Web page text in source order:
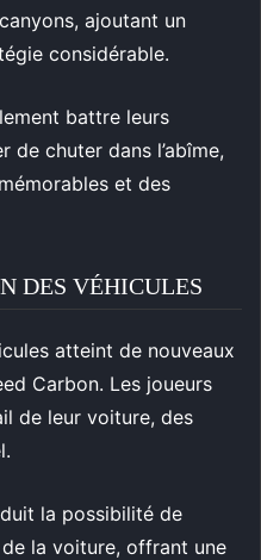
ajoutant un
considérable.
battre leurs
de chuter dans l’abîme,
et des
DES VÉHICULES
atteint de nouveaux
Carbon. Les joueurs
de leur voiture, des
la possibilité de
la voiture, offrant une